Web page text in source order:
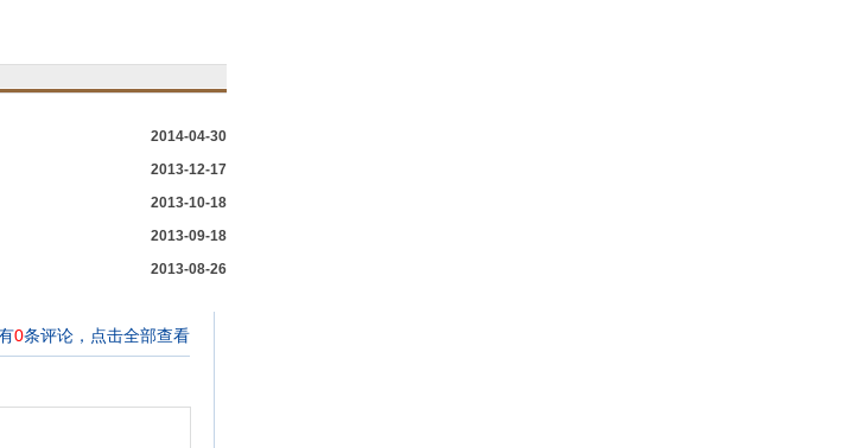
2014-04-30
2013-12-17
2013-10-18
2013-09-18
2013-08-26